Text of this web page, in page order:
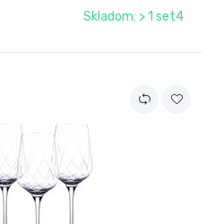
Skladom: > 1 set4